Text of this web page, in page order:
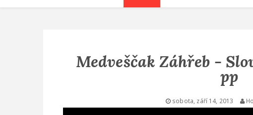
Medveščak Záhřeb -
pp
sobota, září 14, 2013